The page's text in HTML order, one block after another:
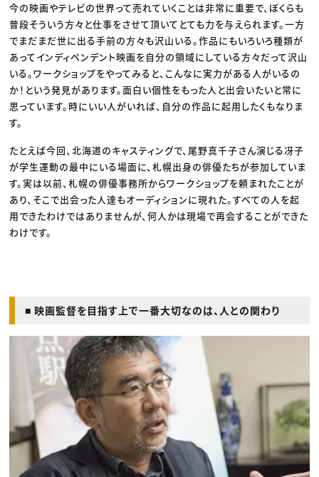
今の映画やテレビの世界って売れていくことは非常に重要で、ぼくらも
普段そういう方々と仕事をさせて頂いてとても力を与えられます。一方
でまだまだ世に出る手前の方々も沢山いる。作品にもいろいろ種類が
あってインディペンデント映画を自分の領域にしている方々だって沢山
いる。ワークショップをやってみると、こんなに実力がある人がいるの
か！という発見があります。面白い個性をもった人と出会いたいと常に
思っています。時にいい人がいれば、自分の作品に起用したくもなりま
す。
たとえば今回、北海道のキャスティングで、尾野真千子さん演じる冴子
が学生運動の最中にいる場面に、札幌出身の俳優たちが参加していま
す。実は以前、札幌の俳優事務所からワークショップを頼まれたことが
あり、そこで出会った人達もオーディションに現れた。すべての人を起
用できたわけではありませんが、何人かは現場で再会することができた
わけです。
■ 映画監督を目指す上で一番大切なのは、人との関わり